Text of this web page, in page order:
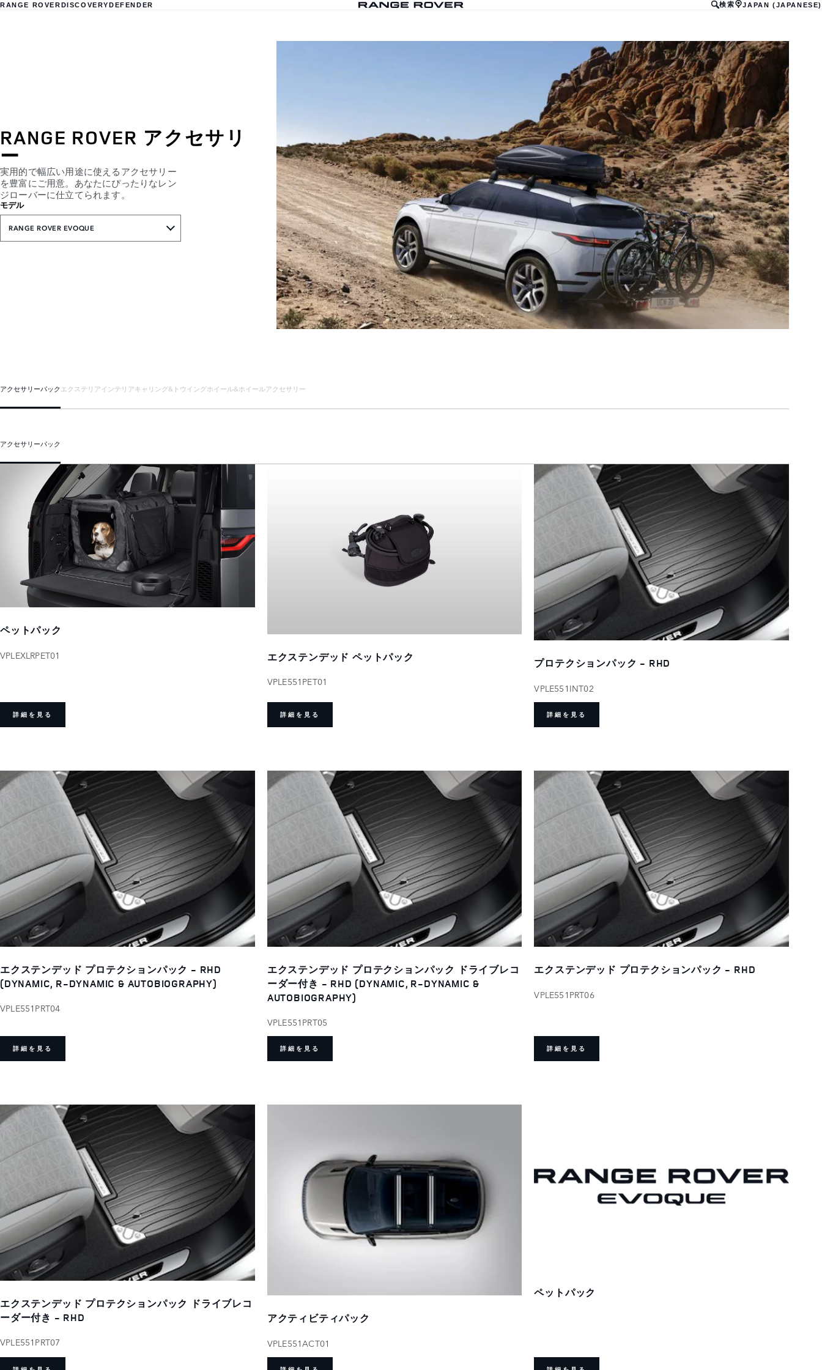
RANGE ROVERDISCOVERYDEFENDER 検索 JAPAN (JAPANESE)
RANGE ROVER アクセサリ
ー
実用的で幅広い用途に使えるアクセサリー
を豊富にご用意。あなたにぴったりなレン
ジローバーに仕立てられます。
モデル
RANGE ROVER EVOQUE
アクセサリーパック エクステリアインテリアキャリング&トウイングホイール&ホイールアクセサリー
アクセサリーパック
ペットパック
VPLEXLRPET01
詳細を見る
エクステンデッド ペットパック
VPLE551PET01
詳細を見る
プロテクションパック - RHD
VPLE551INT02
詳細を見る
エクステンデッド プロテクションパック - RHD
(DYNAMIC, R-DYNAMIC & AUTOBIOGRAPHY)
VPLE551PRT04
詳細を見る
エクステンデッド プロテクションパック ドライブレコ
ーダー付き - RHD (DYNAMIC, R-DYNAMIC &
AUTOBIOGRAPHY)
VPLE551PRT05
詳細を見る
エクステンデッド プロテクションパック - RHD
VPLE551PRT06
詳細を見る
エクステンデッド プロテクションパック ドライブレコ
ーダー付き - RHD
VPLE551PRT07
アクティビティパック
VPLE551ACT01
ペットパック